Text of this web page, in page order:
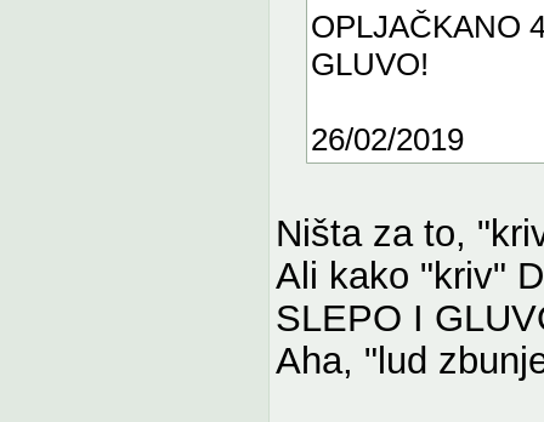
OPLJAČKANO
GLUVO!
26/02/2019
Ništa za to,
Ali kako "kriv"
SLEPO I
Aha, "lud